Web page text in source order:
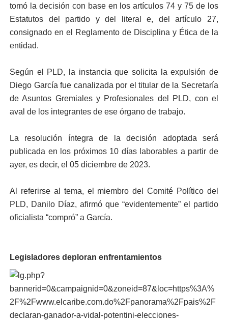
tomó la decisión con base en los artículos 74 y 75 de los
Estatutos del partido y del literal e, del artículo 27,
consignado en el Reglamento de Disciplina y Ética de la
entidad.
Según el PLD, la instancia que solicita la expulsión de
Diego García fue canalizada por el titular de la Secretaría
de Asuntos Gremiales y Profesionales del PLD, con el
aval de los integrantes de ese órgano de trabajo.
La resolución íntegra de la decisión adoptada será
publicada en los próximos 10 días laborables a partir de
ayer, es decir, el 05 diciembre de 2023.
Al referirse al tema, el miembro del Comité Político del
PLD, Danilo Díaz, afirmó que “evidentemente” el partido
oficialista “compró” a García.
Legisladores deploran enfrentamientos